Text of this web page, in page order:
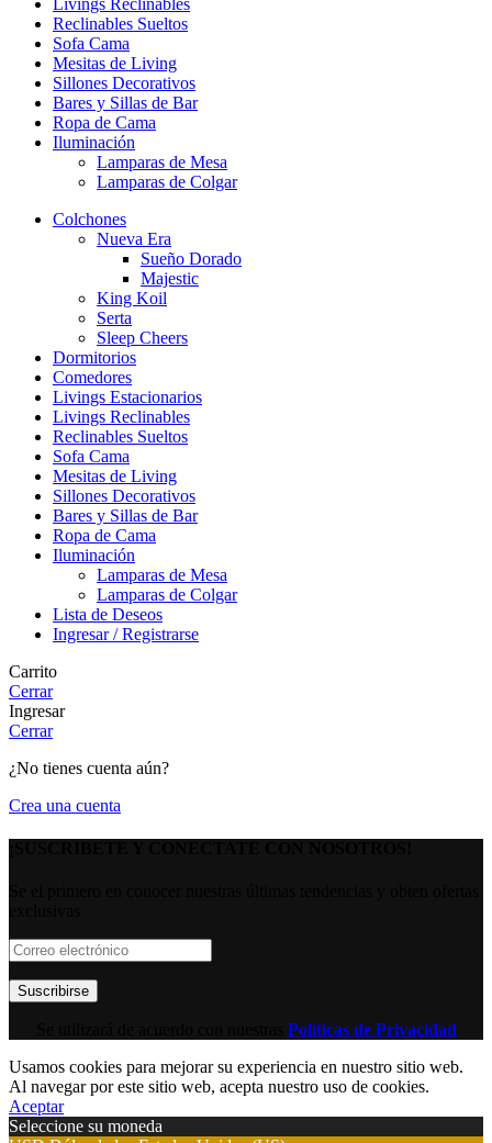
Reclinables Sueltos
Sofa Cama
Mesitas de Living
Sillones Decorativos
Bares y Sillas de Bar
Ropa de Cama
Iluminación
Lamparas de Mesa
Lamparas de Colgar
Colchones
Nueva Era
Sueño Dorado
Majestic
King Koil
Serta
Sleep Cheers
Dormitorios
Comedores
Livings Estacionarios
Livings Reclinables
Reclinables Sueltos
Sofa Cama
Mesitas de Living
Sillones Decorativos
Bares y Sillas de Bar
Ropa de Cama
Iluminación
Lamparas de Mesa
Lamparas de Colgar
Lista de Deseos
Ingresar / Registrarse
Carrito
Cerrar
Ingresar
Cerrar
¿No tienes cuenta aún?
Crea una cuenta
Políticas de Privacidad
Usamos cookies para mejorar su experiencia en nuestro sitio web.
Al navegar por este sitio web, acepta nuestro uso de cookies.
Aceptar
Seleccione su moneda